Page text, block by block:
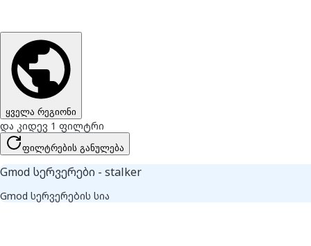
ყველა რეგიონი
და კიდევ 1 ფილტრი
ფილტრების განულება
Gmod სერვერები - stalker
Gmod სერვერების სია